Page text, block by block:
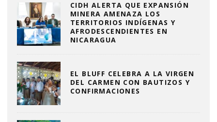
CIDH ALERTA QUE EXPANSIÓN
MINERA AMENAZA LOS
TERRITORIOS INDÍGENAS Y
AFRODESCENDIENTES EN
NICARAGUA
EL BLUFF CELEBRA A LA VIRGEN
DEL CARMEN CON BAUTIZOS Y
CONFIRMACIONES